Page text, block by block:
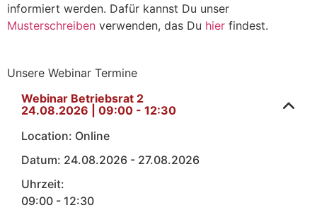
informiert werden. Dafür kannst Du unser
Musterschreiben verwenden, das Du hier findest.
Unsere Webinar Termine
Webinar Betriebsrat 2
24.08.2026
09:00 - 12:30
Location: Online
Datum: 24.08.2026 - 27.08.2026
Uhrzeit:
09:00 - 12:30